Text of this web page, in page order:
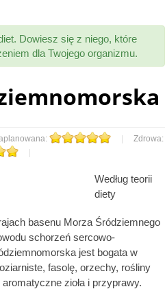
Dowiesz się z niego, które
dla Twojego organizmu.
|
Zdrowa:
|
Według teorii
diety
basenu Morza Śródziemnego
schorzeń sercowo-
jest bogata w
fasolę, orzechy, rośliny
zioła i przyprawy.